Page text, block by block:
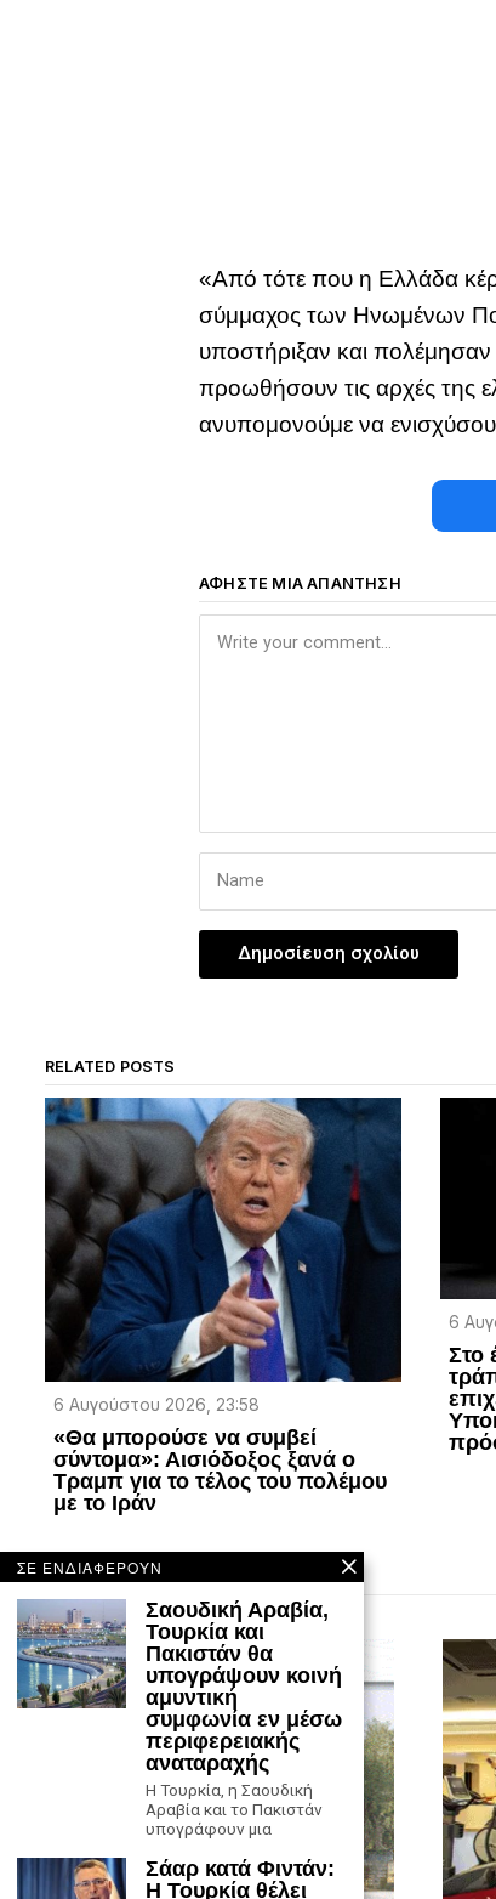
«Από τότε που η Ελλάδα
σύμμαχος των Ηνωμένων
υποστήριξαν και
προωθήσουν τις αρχές της
ανυπομονούμε να
ΑΦΉΣΤΕ ΜΙΑ ΑΠΆΝΤΗΣΗ
RELATED POSTS
6 Αυγούστου 2026, 23:58
«Θα μπορούσε να συμβεί
σύντομα»: Αισιόδοξος ξανά ο
Τραμπ για το τέλος του πολέμου
με το Ιράν
6
Στο
ΣΕ ΕΝΔΙΑΦΕΡΟΥΝ
Σαουδική Αραβία,
Τουρκία και
Πακιστάν θα
υπογράψουν κοινή
αμυντική
συμφωνία εν μέσω
περιφερειακής
αναταραχής
Η Τουρκία, η Σαουδική
Αραβία και το Πακιστάν
υπογράφουν μια
Σάαρ κατά Φιντάν:
Η Τουρκία θέλει